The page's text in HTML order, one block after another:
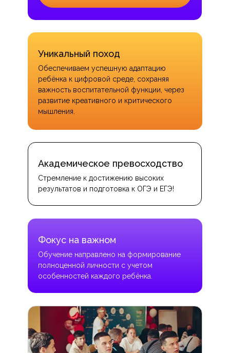
Фокус на важном
Обучение направлено на формирование
полноценной личности с учетом
особенностей каждого ребёнка.
Академическое превосходство
Стремление к достижению высоких
результатов и подготовка к ОГЭ и ЕГЭ!
Уникальный поход
Обеспечиваем успешную адаптацию
ребёнка к цифровой среде, сохраняя
важность воспитательной функции, через
развитие креативного и критического
мышления.